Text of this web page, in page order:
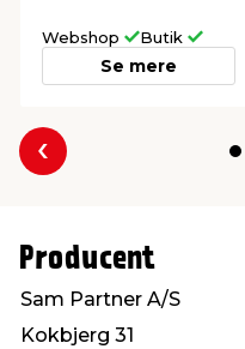
Webshop Butik
Se mere
Forrige
Producent
Sam Partner A/S
Kokbjerg 31